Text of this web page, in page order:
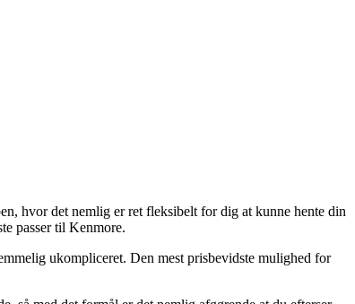
hvor det nemlig er ret fleksibelt for dig at kunne hente din
passer til Kenmore.
ukompliceret. Den mest prisbevidste mulighed for